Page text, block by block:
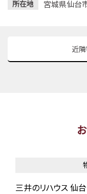
所在地 宮城県仙台
近
三井のリハウス 仙